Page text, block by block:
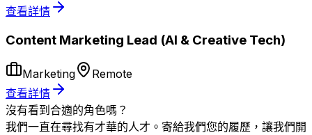
查看詳情
Content Marketing Lead (AI & Creative Tech)
Marketing
Remote
查看詳情
沒有看到合適的角色嗎？
我們一直在尋找有才華的人才。寄給我們您的履歷，讓我們開